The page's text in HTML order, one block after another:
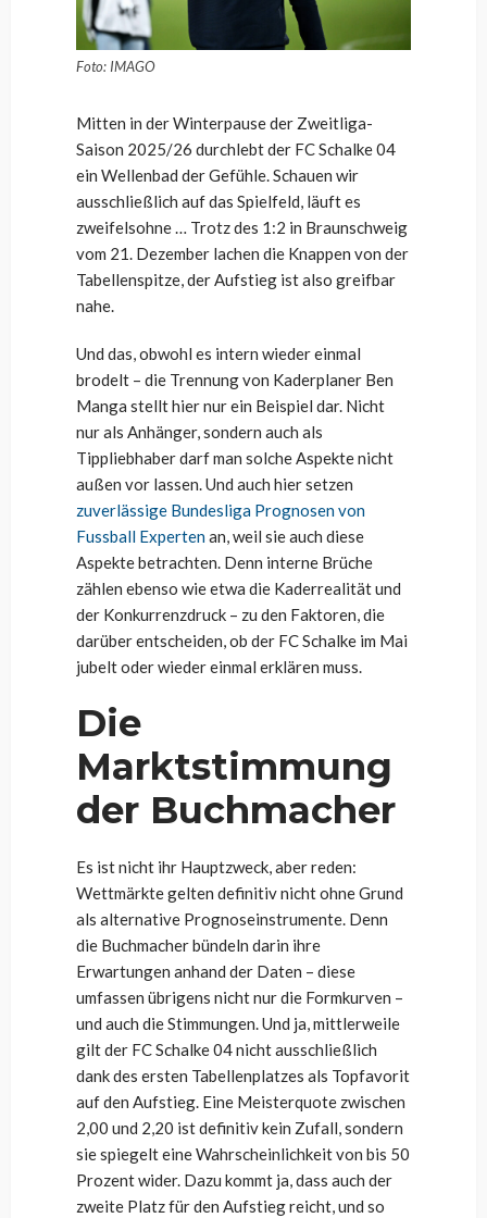
Foto: IMAGO
Mitten in der Winterpause der Zweitliga-
Saison 2025/26 durchlebt der FC Schalke 04
ein Wellenbad der Gefühle. Schauen wir
ausschließlich auf das Spielfeld, läuft es
zweifelsohne … Trotz des 1:2 in Braunschweig
vom 21. Dezember lachen die Knappen von der
Tabellenspitze, der Aufstieg ist also greifbar
nahe.
Und das, obwohl es intern wieder einmal
brodelt – die Trennung von Kaderplaner Ben
Manga stellt hier nur ein Beispiel dar. Nicht
nur als Anhänger, sondern auch als
Tippliebhaber darf man solche Aspekte nicht
außen vor lassen. Und auch hier setzen
zuverlässige Bundesliga Prognosen von
Fussball Expertenan, weil sie auch diese
Aspekte betrachten. Denn interne Brüche
zählen ebenso wie etwa die Kaderrealität und
der Konkurrenzdruck – zu den Faktoren, die
darüber entscheiden, ob der FC Schalke im Mai
jubelt oder wieder einmal erklären muss.
Die
Marktstimmung
der Buchmacher
Es ist nicht ihr Hauptzweck, aber reden:
Wettmärkte gelten definitiv nicht ohne Grund
als alternative Prognoseinstrumente. Denn
die Buchmacher bündeln darin ihre
Erwartungen anhand der Daten – diese
umfassen übrigens nicht nur die Formkurven –
und auch die Stimmungen. Und ja, mittlerweile
gilt der FC Schalke 04 nicht ausschließlich
dank des ersten Tabellenplatzes als Topfavorit
auf den Aufstieg. Eine Meisterquote zwischen
2,00 und 2,20 ist definitiv kein Zufall, sondern
sie spiegelt eine Wahrscheinlichkeit von bis 50
Prozent wider. Dazu kommt ja, dass auch der
zweite Platz für den Aufstieg reicht, und so